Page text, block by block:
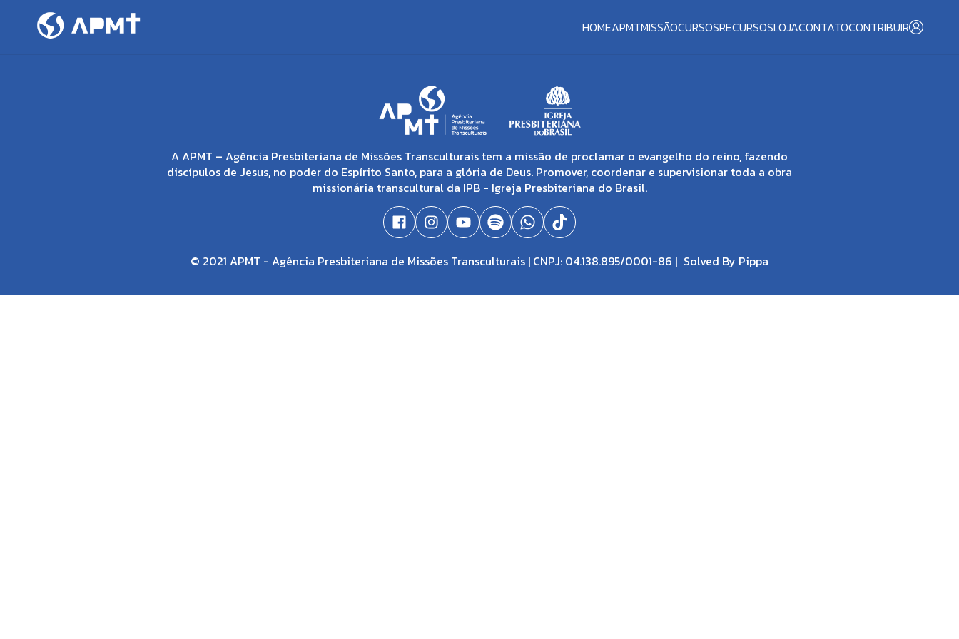
HOMEAPMTMISSÃOCURSOSRECURSOSLOJACONTATOCONTRIBUIR
A APMT – Agência Presbiteriana de Missões Transculturais tem a missão de proclamar o evangelho do reino, fazendo
discípulos de Jesus, no poder do Espírito Santo, para a glória de Deus. Promover, coordenar e supervisionar toda a obra
missionária transcultural da IPB - Igreja Presbiteriana do Brasil.
© 2021 APMT - Agência Presbiteriana de Missões Transculturais | CNPJ: 04.138.895/0001-86 | Solved By Pippa